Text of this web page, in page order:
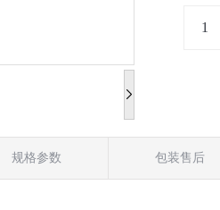
规格参数 包装售后